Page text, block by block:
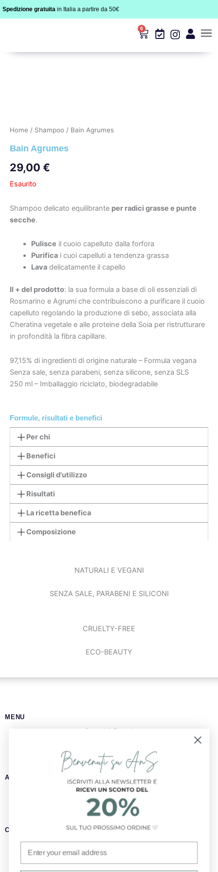
Vai
al
Spedizione gratuita in Italia a partire da 50€
0
Carrello
Home / Shampoo / Bain Agrumes
Bain Agrumes
29,00 €
Esaurito
Shampoo delicato equilibrante per radici grasse e punte
secche.
Pulisce il cuoio capelluto dalla forfora
Purificai cuoi capelluti a tendenza grassa
Lavadelicatamente il capello
Il + del prodotto: la sua formula a base di oli essenziali di
Rosmarino e Agrumi che contribuiscono a purificare il cuoio
capelluto regolando la produzione di sebo, associata alla
Cheratina vegetale e alle proteine della Soia per ristrutturare
in profondità la fibra capillare.
97,15% di ingredienti di origine naturale – Formula vegana
Senza sale, senza parabeni, senza silicone, senza SLS
250 ml – Imballaggio riciclato, biodegradabile
Formule, risultati e benefici
Per chi
Benefici
Consigli d'utilizzo
Risultati
La ricetta benefica
Composizione
NATURALI E VEGANI
SENZA SALE, PARABENI E SILICONI
CRUELTY-FREE
ECO-BEAUTY
MENU
Scopri il Brand
Scopri i Rituali AnS
ANS LA MAISON
PrenotazioniTreatwell
PrenotazioniWhatsapp:+39 3314413884
PrenotazioniDirette: (+39) 06 7004917
CONTATTI
Email:welcome@ansitalia.com
Whatsapp:+39 3314413884
Instagram:@ans.italia @ans.lamaison